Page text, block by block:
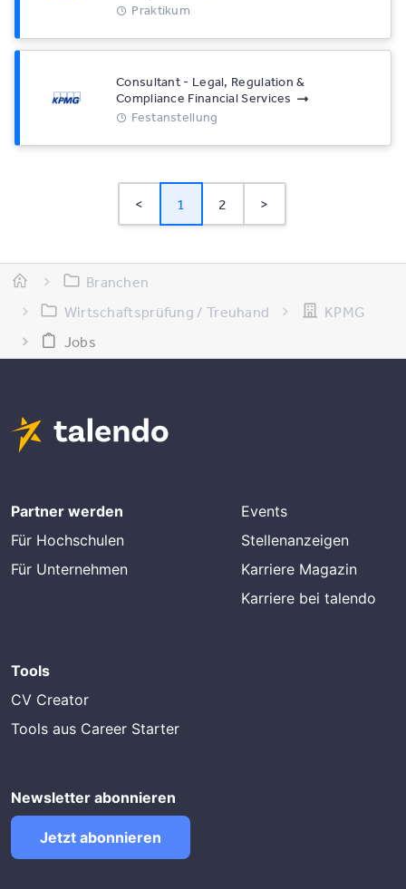
Praktikum
Consultant - Legal, Regulation &
Compliance Financial Services
Festanstellung
< 1 2 >
Branchen
Wirtschaftsprüfung / Treuhand
KPMG
Jobs
Partner werden
Für Hochschulen
Für Unternehmen
Events
Stellenanzeigen
Karriere Magazin
Karriere bei talendo
Tools
CV Creator
Tools aus Career Starter
Newsletter abonnieren
Jetzt abonnieren